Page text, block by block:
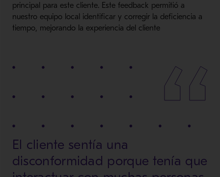
principal para este cliente. Este feedback permitió a
nuestro equipo local identificar y corregir la deficiencia a
tiempo, mejorando la experiencia del cliente
El cliente sentía una
disconformidad porque tenía que